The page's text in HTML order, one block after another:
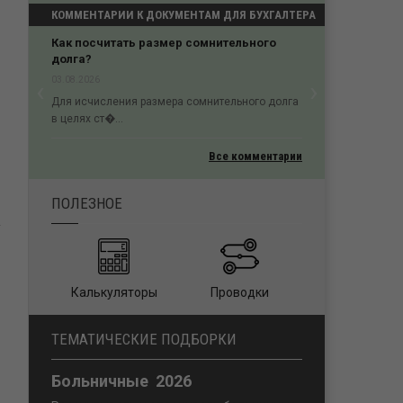
КОММЕНТАРИИ К ДОКУМЕНТАМ ДЛЯ БУХГАЛТЕРА
долга
Проигрыш в кассации из-за нарушения
процессуального порядка
Пропуск трехмесячного срока на судебное
обжалование &#...
Previous
Все комментарии
ПОЛЕЗНОЕ
Калькуляторы Проводки
ТЕМАТИЧЕСКИЕ ПОДБОРКИ
Больничные 2026